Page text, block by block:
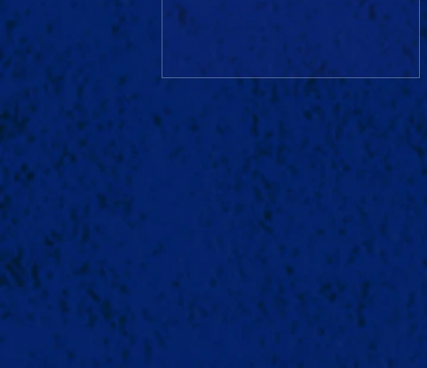
🎄SCALLYWAGS meets
MUNDART No.5 | 2026